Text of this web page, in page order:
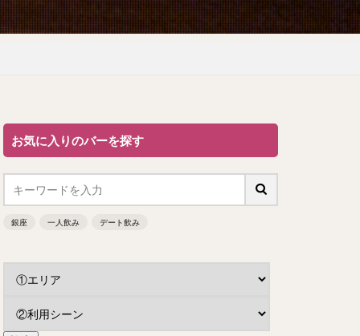
お気に入りのバーを探す
銀座 一人飲み デート飲み